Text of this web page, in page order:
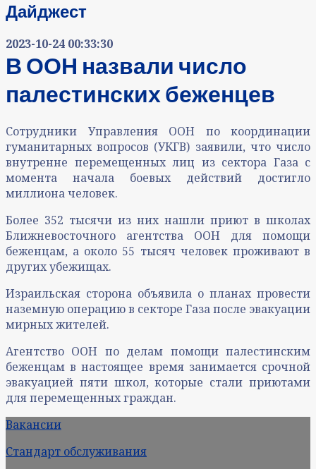
Дайджест
2023-10-24 00:33:30
В ООН назвали число
палестинских беженцев
Сотрудники Управления ООН по координации
гуманитарных вопросов (УКГВ) заявили, что число
внутренне перемещенных лиц из сектора Газа с
момента начала боевых действий достигло
миллиона человек.
Более 352 тысячи из них нашли приют в школах
Ближневосточного агентства ООН для помощи
беженцам, а около 55 тысяч человек проживают в
других убежищах.
Израильская сторона объявила о планах провести
наземную операцию в секторе Газа после эвакуации
мирных жителей.
Агентство ООН по делам помощи палестинским
беженцам в настоящее время занимается срочной
эвакуацией пяти школ, которые стали приютами
для перемещенных граждан.
Вакансии
Стандарт обслуживания